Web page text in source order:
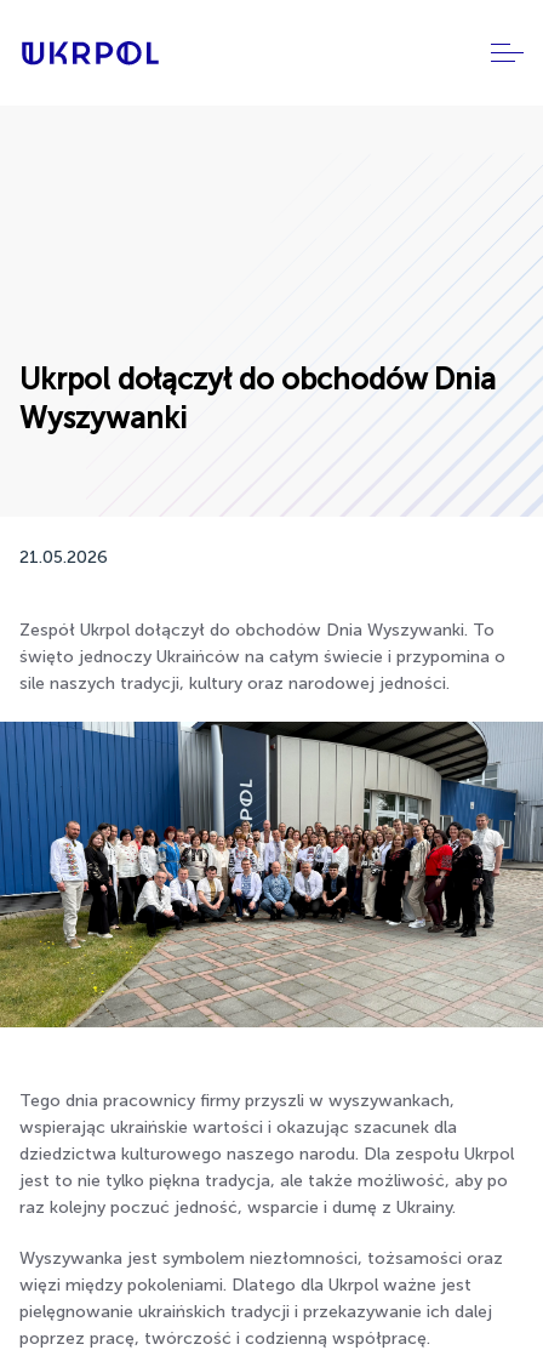
Ukrpol dołączył do obchodów Dnia
Wyszywanki
21.05.2026
Zespół Ukrpol dołączył do obchodów Dnia Wyszywanki. To
święto jednoczy Ukraińców na całym świecie i przypomina o
sile naszych tradycji, kultury oraz narodowej jedności.
Tego dnia pracownicy firmy przyszli w wyszywankach,
wspierając ukraińskie wartości i okazując szacunek dla
dziedzictwa kulturowego naszego narodu. Dla zespołu Ukrpol
jest to nie tylko piękna tradycja, ale także możliwość, aby po
raz kolejny poczuć jedność, wsparcie i dumę z Ukrainy.
Wyszywanka jest symbolem niezłomności, tożsamości oraz
więzi między pokoleniami. Dlatego dla Ukrpol ważne jest
pielęgnowanie ukraińskich tradycji i przekazywanie ich dalej
poprzez pracę, twórczość i codzienną współpracę.